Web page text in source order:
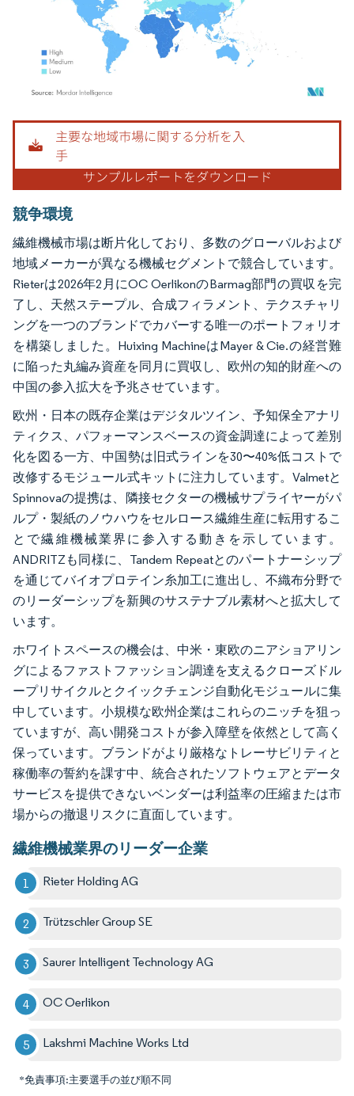
画像 © Mordor Intelligence。再利用にはCC BY 4.0の表示が必要です。
競争環境
繊維機械市場は断片化しており、多数のグローバルおよび
地域メーカーが異なる機械セグメントで競合しています。
Rieterは2026年2月にOC OerlikonのBarmag部門の買収を完
了し、天然ステープル、合成フィラメント、テクスチャリ
ングを一つのブランドでカバーする唯一のポートフォリオ
を構築しました。Huixing MachineはMayer & Cie.の経営難
に陥った丸編み資産を同月に買収し、欧州の知的財産への
中国の参入拡大を予兆させています。
欧州・日本の既存企業はデジタルツイン、予知保全アナリ
ティクス、パフォーマンスベースの資金調達によって差別
化を図る一方、中国勢は旧式ラインを30〜40%低コストで
改修するモジュール式キットに注力しています。Valmetと
Spinnovaの提携は、隣接セクターの機械サプライヤーがパ
ルプ・製紙のノウハウをセルロース繊維生産に転用するこ
とで繊維機械業界に参入する動きを示しています。
ANDRITZも同様に、Tandem Repeatとのパートナーシップ
を通じてバイオプロテイン糸加工に進出し、不織布分野で
のリーダーシップを新興のサステナブル素材へと拡大して
います。
ホワイトスペースの機会は、中米・東欧のニアショアリン
グによるファストファッション調達を支えるクローズドル
ープリサイクルとクイックチェンジ自動化モジュールに集
中しています。小規模な欧州企業はこれらのニッチを狙っ
ていますが、高い開発コストが参入障壁を依然として高く
保っています。ブランドがより厳格なトレーサビリティと
稼働率の誓約を課す中、統合されたソフトウェアとデータ
サービスを提供できないベンダーは利益率の圧縮または市
場からの撤退リスクに直面しています。
繊維機械業界のリーダー企業
Rieter Holding AG
Trützschler Group SE
Saurer Intelligent Technology AG
OC Oerlikon
Lakshmi Machine Works Ltd
*免責事項:主要選手の並び順不同